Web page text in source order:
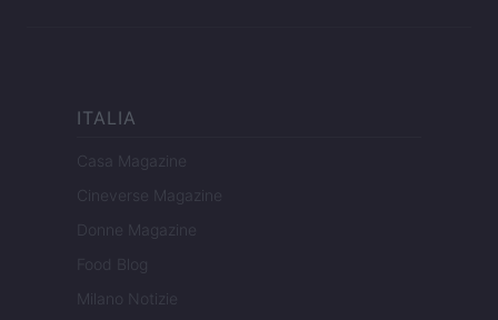
ITALIA
Casa Magazine
Cineverse Magazine
Donne Magazine
Food Blog
Milano Notizie